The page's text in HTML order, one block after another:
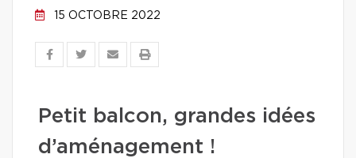
15 OCTOBRE 2022
Petit balcon, grandes idées
d’aménagement !